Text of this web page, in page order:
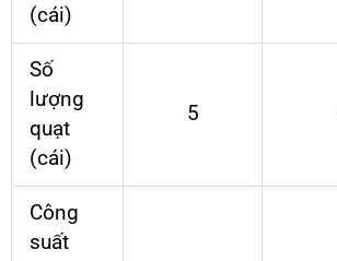
(cái)
Số
lượng
quạt
(cái)
5
Công
suất